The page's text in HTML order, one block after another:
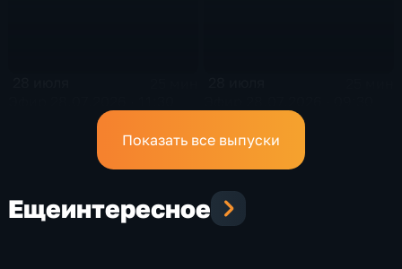
Показать все выпуски
Ещеинтересное